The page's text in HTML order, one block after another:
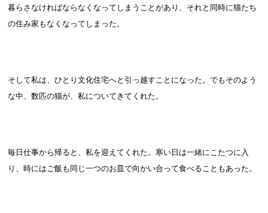
暮らさなければならなくなってしまうことがあり、それと同時に猫たち
の住み家もなくなってしまった。
そして私は、ひとり文化住宅へと引っ越すことになった。でもそのよう
な中、数匹の猫が、私についてきてくれた。
毎日仕事から帰ると、私を迎えてくれた。寒い日は一緒にこたつに入
り、時にはご飯も同じ一つのお皿で向かい合って食べることもあった。